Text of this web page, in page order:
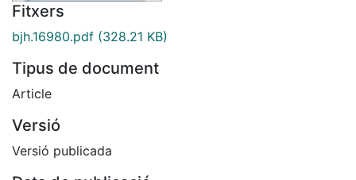
Fitxers
bjh.16980.pdf (328.21 KB)
Tipus de document
Article
Versió
Versió publicada